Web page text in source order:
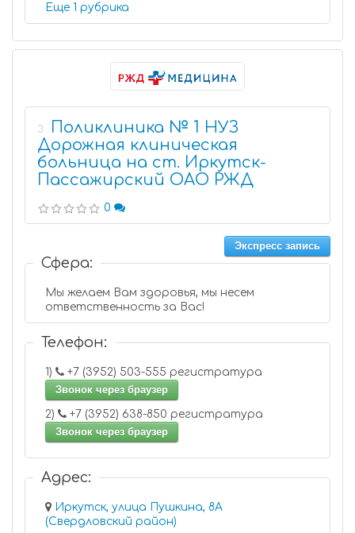
Еще 1 рубрика
3
Поликлиника № 1 НУЗ
Дорожная клиническая
больница на ст. Иркутск-
Пассажирский ОАО РЖД
0
Экспресс запись
Сфера:
Мы желаем Вам здоровья, мы несем
ответственность за Вас!
Телефон:
1)
+7 (3952) 503-555 регистратура
Звонок через браузер
2)
+7 (3952) 638-850 регистратура
Звонок через браузер
Адрес:
Иркутск, улица Пушкина, 8А
(Свердловский район)